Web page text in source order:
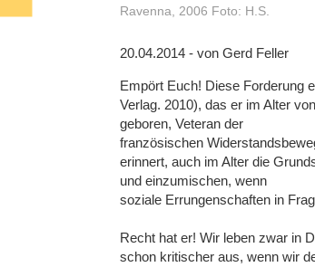
Ravenna, 2006 Foto: H.S.
20.04.2014 - von Gerd Feller
Empört Euch! Diese Forderung
Verlag. 2010), das er im Alter
geboren, Veteran der
französischen
erinnert, auch im Alter die
und einzumischen, wenn
soziale Errungenschaften in
Recht hat er! Wir leben zwar in
schon kritischer aus, wenn wir